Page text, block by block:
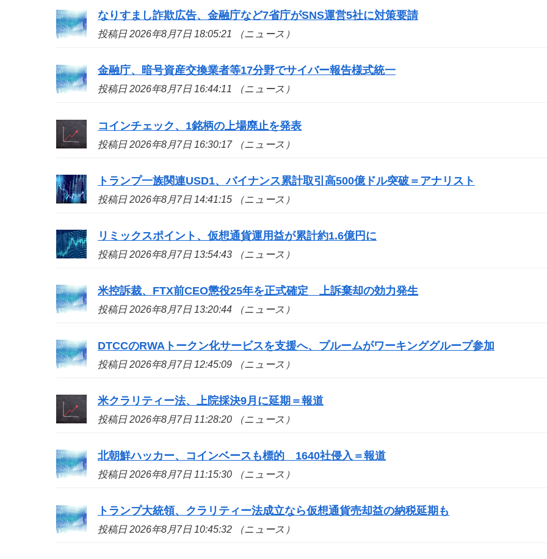
なりすまし詐欺広告、金融庁など7省庁がSNS運営5社に対策要請
投稿日 2026年8月7日 18:05:21 （ニュース）
金融庁、暗号資産交換業者等17分野でサイバー報告様式統一
投稿日 2026年8月7日 16:44:11 （ニュース）
コインチェック、1銘柄の上場廃止を発表
投稿日 2026年8月7日 16:30:17 （ニュース）
トランプ一族関連USD1、バイナンス累計取引高500億ドル突破＝アナリスト
投稿日 2026年8月7日 14:41:15 （ニュース）
リミックスポイント、仮想通貨運用益が累計約1.6億円に
投稿日 2026年8月7日 13:54:43 （ニュース）
米控訴裁、FTX前CEO懲役25年を正式確定 上訴棄却の効力発生
投稿日 2026年8月7日 13:20:44 （ニュース）
DTCCのRWAトークン化サービスを支援へ、プルームがワーキンググループ参加
投稿日 2026年8月7日 12:45:09 （ニュース）
米クラリティー法、上院採決9月に延期＝報道
投稿日 2026年8月7日 11:28:20 （ニュース）
北朝鮮ハッカー、コインベースも標的 1640社侵入＝報道
投稿日 2026年8月7日 11:15:30 （ニュース）
トランプ大統領、クラリティー法成立なら仮想通貨売却益の納税延期も
投稿日 2026年8月7日 10:45:32 （ニュース）